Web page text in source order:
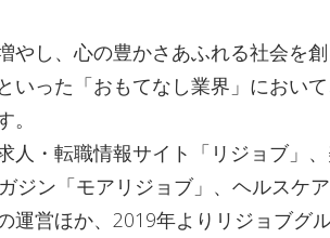
やし、心の豊かさあふれる社会を
いった「おもてなし業界」におい
・転職情報サイト「リジョブ」
ジン「モアリジョブ」、ヘルスケ
運営ほか、2019年よりリジョブグ